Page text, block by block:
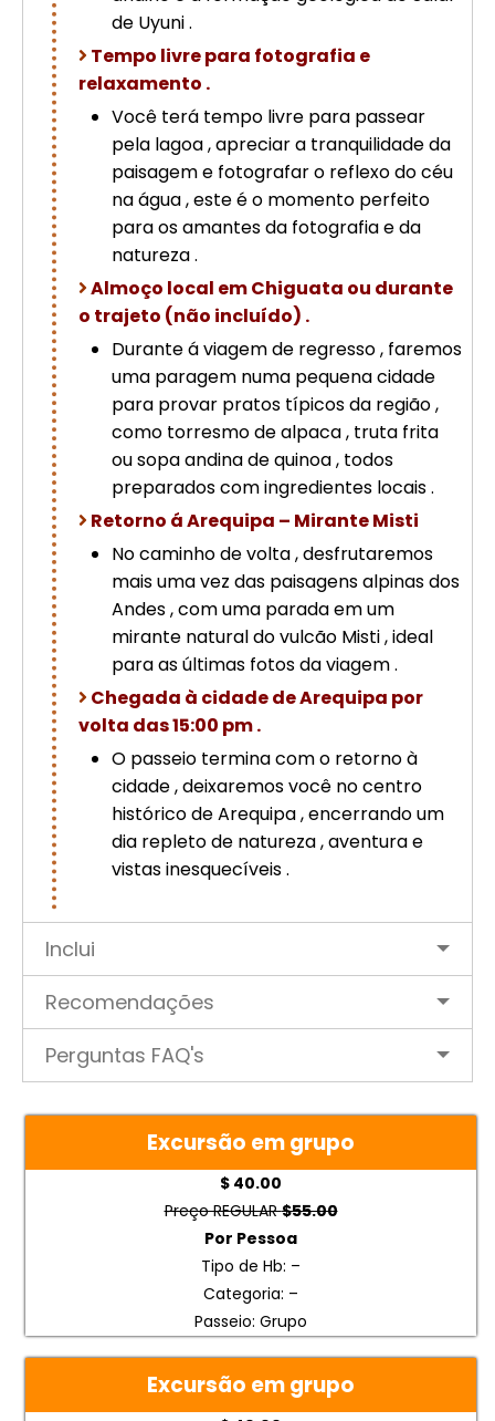
de Uyuni .
Tempo livre para fotografia e
relaxamento .
Você terá tempo livre para passear
pela lagoa , apreciar a tranquilidade da
paisagem e fotografar o reflexo do céu
na água , este é o momento perfeito
para os amantes da fotografia e da
natureza .
Almoço local em Chiguata ou durante
o trajeto (não incluído) .
Durante á viagem de regresso , faremos
uma paragem numa pequena cidade
para provar pratos típicos da região ,
como torresmo de alpaca , truta frita
ou sopa andina de quinoa , todos
preparados com ingredientes locais .
Retorno á Arequipa – Mirante Misti
No caminho de volta , desfrutaremos
mais uma vez das paisagens alpinas dos
Andes , com uma parada em um
mirante natural do vulcão Misti , ideal
para as últimas fotos da viagem .
Chegada à cidade de Arequipa por
volta das 15:00 pm .
O passeio termina com o retorno à
cidade , deixaremos você no centro
histórico de Arequipa , encerrando um
dia repleto de natureza , aventura e
vistas inesquecíveis .
Inclui
Recomendações
Perguntas FAQ's
Excursão em grupo
$ 40.00
Preço REGULAR$55.00
Por Pessoa
Tipo de Hb: –
Categoria: –
Passeio: Grupo
Excursão em grupo